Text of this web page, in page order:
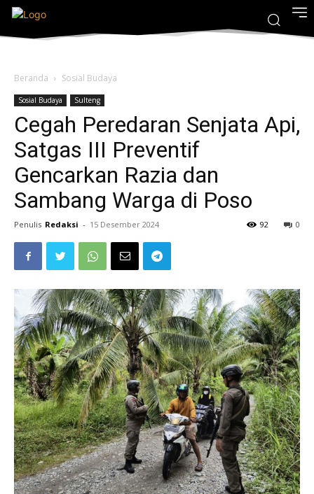
Beranda Sosial Budaya
Sosial Budaya Sulteng
Cegah Peredaran Senjata Api,
Satgas III Preventif
Gencarkan Razia dan
Sambang Warga di Poso
Penulis Redaksi - 15 Desember 2024 0
92